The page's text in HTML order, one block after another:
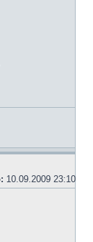
10.09.2009 23:10